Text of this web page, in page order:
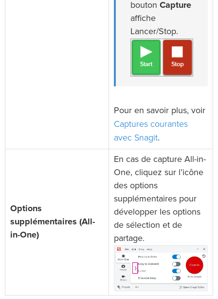
bouton Capture
affiche
Lancer/Stop.
Pour en savoir plus, voir
Captures courantes
avec Snagit.
Options
supplémentaires (All-
in-One)
En cas de capture All-in-
One, cliquez sur l’icône
des options
supplémentaires pour
développer les options
de sélection et de
partage.